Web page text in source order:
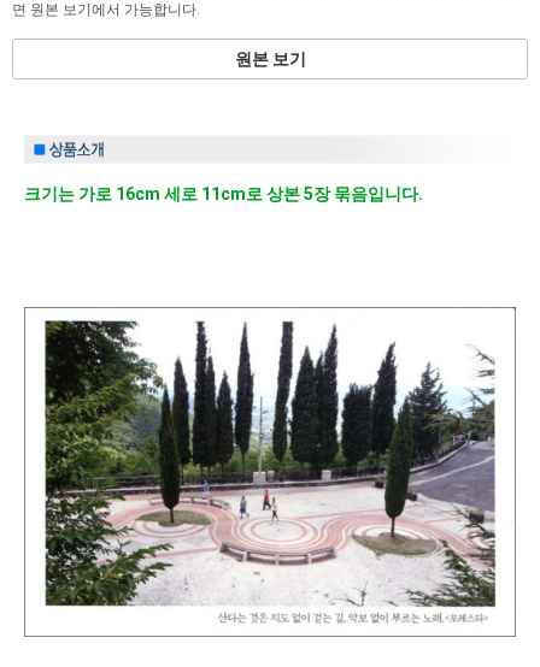
면 원본 보기에서 가능합니다.
원본 보기
크기는 가로 16cm 세로 11cm로 상본 5장 묶음입니다.